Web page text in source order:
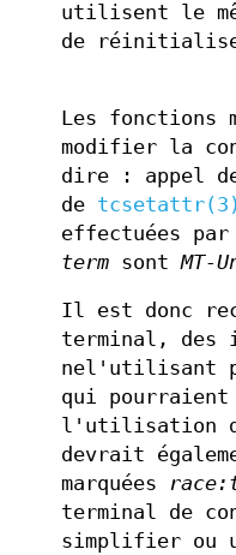
utilisent le
de
Les fonctions
modifier la
dire : appel
de tcsetattr(3)
effectuées
termsontMT-
Il est donc
terminal, des
nel'utilisant
qui
l'utilisation
devrait
marquées
terminal de
simplifier ou